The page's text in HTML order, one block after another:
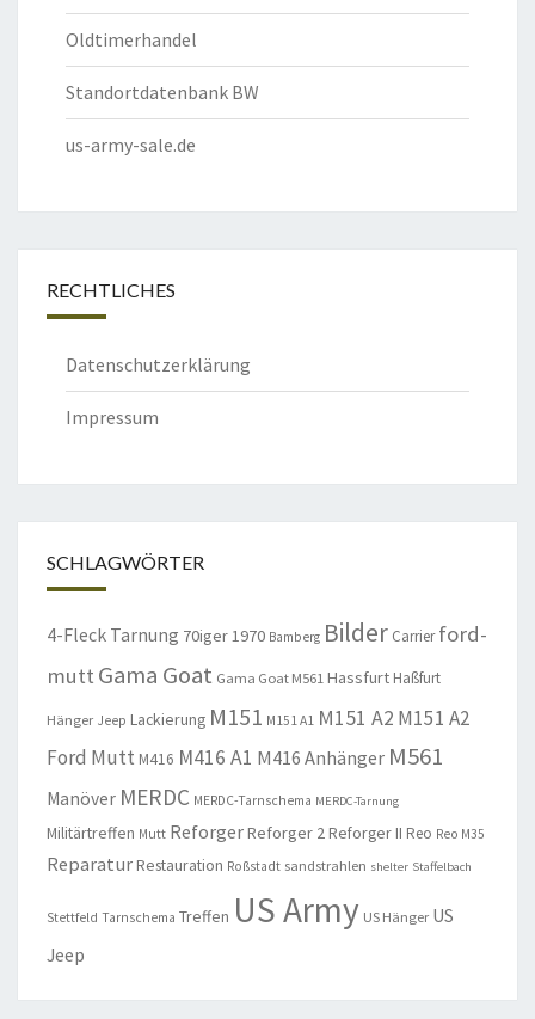
Oldtimerhandel
Standortdatenbank BW
us-army-sale.de
RECHTLICHES
Datenschutzerklärung
Impressum
SCHLAGWÖRTER
4-Fleck Tarnung 70iger1970 Bamberg Bilder Carrier ford-
mutt Gama Goat Gama Goat M561 Hassfurt Haßfurt
Hänger Jeep Lackierung M151 M151 A1 M151 A2 M151 A2
Ford Mutt M416 M416 A1 M416 Anhänger M561
Manöver MERDC MERDC-Tarnschema MERDC-Tarnung
Militärtreffen Mutt ReforgerReforger 2Reforger II Reo Reo M35
ReparaturRestauration Roßstadt sandstrahlen shelter Staffelbach
Stettfeld Tarnschema Treffen US Army US Hänger US
Jeep